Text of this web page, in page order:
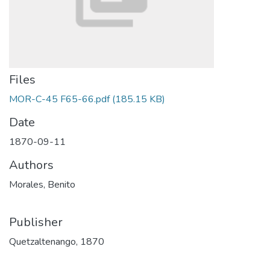
Files
MOR-C-45 F65-66.pdf(185.15 KB)
Date
1870-09-11
Authors
Morales, Benito
Publisher
Quetzaltenango, 1870